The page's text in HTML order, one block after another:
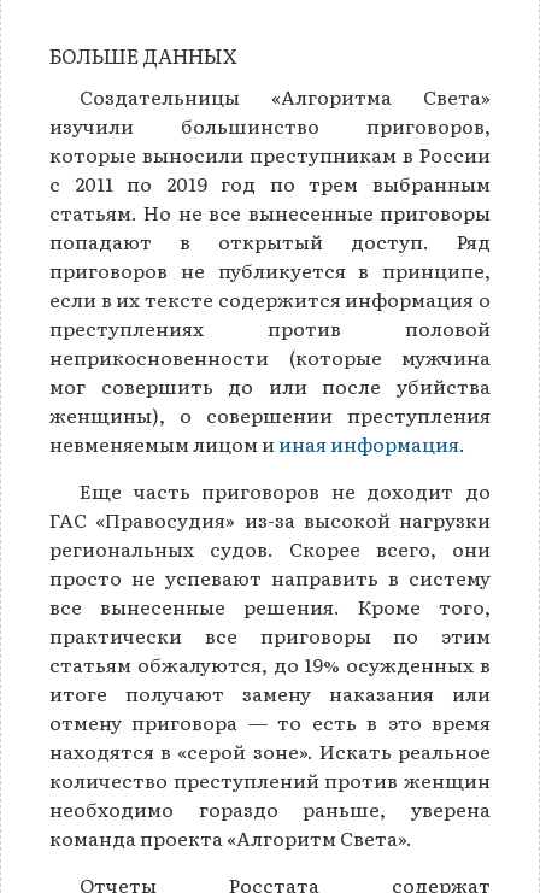
БОЛЬШЕ ДАННЫХ
Создательницы «Алгоритма Света»
изучили большинство приговоров,
которые выносили преступникам в России
с 2011 по 2019 год по трем выбранным
статьям. Но не все вынесенные приговоры
попадают в открытый доступ. Ряд
приговоров не публикуется в принципе,
если в их тексте содержится информация о
преступлениях против половой
неприкосновенности (которые мужчина
мог совершить до или после убийства
женщины), о совершении преступления
невменяемым лицом ииная информация.
Еще часть приговоров не доходит до
ГАС «Правосудия» из-за высокой нагрузки
региональных судов. Скорее всего, они
просто не успевают направить в систему
все вынесенные решения. Кроме того,
практически все приговоры по этим
статьям обжалуются, до 19% осужденных в
итоге получают замену наказания или
отмену приговора — то есть в это время
находятся в «серой зоне». Искать реальное
количество преступлений против женщин
необходимо гораздо раньше, уверена
команда проекта «Алгоритм Света».
Отчеты Росстата содержат